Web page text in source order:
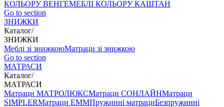
КОЛЬОРУ ВЕНГЕМЕБЛІ КОЛЬОРУ КАШТАН
Go to section
ЗНИЖКИ
Каталог/
ЗНИЖКИ
Меблі зі знижкоюМатраци зі знижкою
Go to section
МАТРАСИ
Каталог/
МАТРАСИ
Матраци МАТРОЛЮКСМатраци СОНЛАЙНМатраци
SIMPLERМатраци ЕММПружинні матрациБезпружинні